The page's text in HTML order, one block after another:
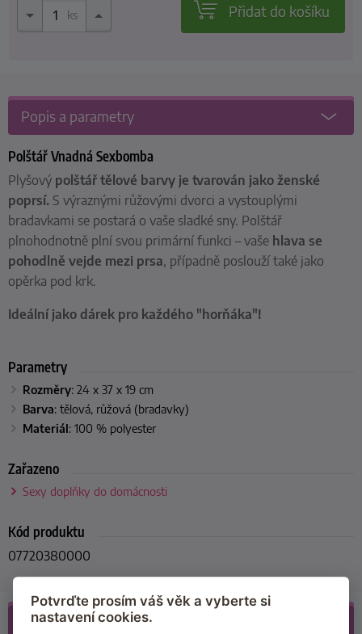
ks Přidat do košíku
Popis a parametry
Polštář Vnadná Sexbomba
Plyšový polštář tělové barvy je tvarován jako ženské
poprsí. S výraznými růžovými dvorci a vystouplými
bradavkami se postará o vaše sladké sny. Polštář
plnohodnotně plní svou primární funkci – vaše hlava se
pohodlně vejde mezi prsa, případně poslouží také jako
opěrka pod krk.
Ideální jako dárek pro každého "horňáka"!
Parametry
Rozměry: 24 x 37 x 19 cm
Barva: tělová, růžová (bradavky)
Materiál: 100 % polyester
Zařazeno
Sexy doplňky do domácnosti
Kód produktu
07720380000
Recenze(47)
Potvrďte prosím váš věk a vyberte si
nastavení cookies.